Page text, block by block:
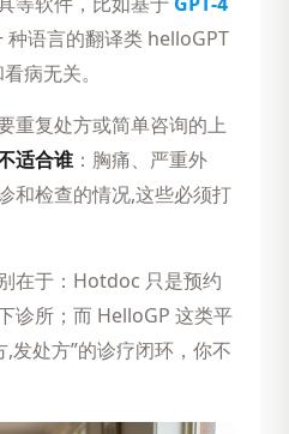
种语言的翻译类 helloGPT
病无关。
重复处方或简单咨询的上
适合谁 ：胸痛、严重外
和检查的情况,这些必须打
在于：Hotdoc 只是预约
诊所；而 HelloGP 这类平
发处方”的诊疗闭环，你不